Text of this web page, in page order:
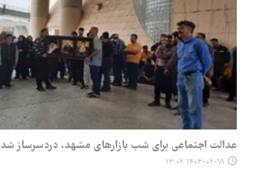
عدالت اجتماعی برای شب بازارهای مشهد، دردسرساز شد
۱۴۰۳-۰۲-۱۹ ۱۳:۰۲